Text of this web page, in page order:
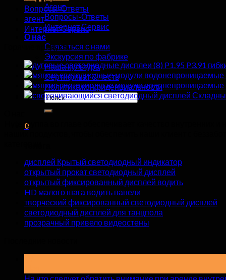
Агент
Вопросы-Ответы
Интернет Сервис
О нас
Связаться с нами
Экскурсия по фабрике
Наша культура
Сертификат & честь
Политика конфиденциальности
Искать:
0
Нет товаров в корзине.
Вопросы-Ответы
агент
Интернет Сервис
Горячие продукты
P1.95 P3.91
Hyte группа во главе обеспечивает качество
дисплей Крытый светодиодный индикатор
открытый прокат светодиодный дисплей
открытый фиксированный дисплей водить
HD малого шага водить панели
творческий фиксированный светодиодный дисплей
светодиодный дисплей для танцпола
прозрачный привело видеостены